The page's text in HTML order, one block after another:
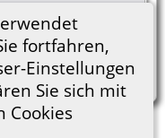
fortfahren,
Einstellungen
Sie sich mit
Cookies